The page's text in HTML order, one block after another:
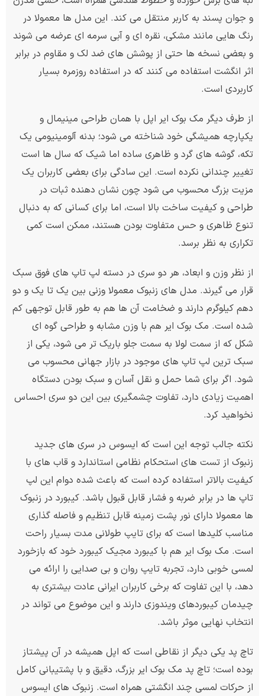
و جوان پسند به کاربر منتقل می کند. این مدل ها معمولا در
رنگ هایی مانند مشکی، نقره ای و آبی سرمه ای عرضه می شوند
و بعضی نسخه ها حتی از پوشش های ضد لک و مقاوم در برابر
اثر انگشت استفاده می کنند که در استفاده روزمره بسیار
کاربردی است.
از طرف دیگر مک بوک ایر اپل با همان طراحی مینیمال و
یکپارچه همیشگی خود شناخته می شود؛ بدنه آلومینیومی یک
تکه، گوشه های گرد و ظاهری ساده اما شیک که سال ها است
تغییر چندانی نکرده است. این سادگی برای بعضی کاربران یک
مزیت بزرگ محسوب می شود چون نشان دهنده ثبات در
طراحی و کیفیت ساخت بالا است، اما برای کسانی که به دنبال
تنوع ظاهری و حس متفاوت بودن هستند، ممکن است کمی
تکراری به نظر برسد.
از نظر وزن و ابعاد، هر دو سری در دسته لپ تاپ های فوق سبک
قرار می گیرند. مدل های زنبوک معمولا وزنی بین یک تا یک و دو
دهم کیلوگرم دارند و ضخامت آن ها هم به طور قابل توجهی کم
شده است. مک بوک ایر هم با وزن مشابه و طراحی گوه ای
شکل که از سمت لولا به سمت جلو باریک تر می شود، یکی از
سبک ترین لپ تاپ های موجود در بازار جهانی محسوب می
شود. اگر برای شما حمل و نقل آسان و سبک بودن دستگاه
اهمیت زیادی دارد، تفاوت چشمگیری بین این دو سری احساس
نخواهید کرد.
نکته جالب توجه این است که ایسوس در سری های جدید
زنبوک از تست های استحکام نظامی استاندارد و قاب های با
کیفیت بالاتر استفاده کرده است که باعث شده دوام این لپ
تاپ ها در برابر ضربه و فشار قابل قبول باشد. کیبورد در زنبوک
ها معمولا دارای نور پشت زمینه قابل تنظیم و فاصله گذاری
مناسب کلیدها است که برای تایپ طولانی مدت بسیار راحت
است. مک بوک ایر هم با کیبورد مجیک کیبورد خود که بازخورد
لمسی خوبی دارد، تجربه تایپ روان و بی صدایی را ارائه می
دهد، با این تفاوت که برخی کاربران ایرانی عادت بیشتری به
چیدمان کیبوردهای ویندوزی دارند و این موضوع می تواند در
انتخاب نهایی موثر باشد.
تاچ پد یکی دیگر از نقاطی است که اپل همیشه در آن پیشتاز
بوده است؛ تاچ پد مک بوک ایر بزرگ، دقیق و با پشتیبانی کامل
از حرکات لمسی چند انگشتی همراه است. زنبوک های ایسوس